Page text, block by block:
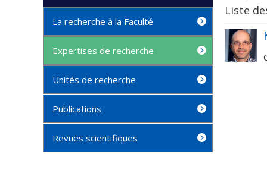
Liste
La recherche à la Faculté
Expertises de recherche
Unités de recherche
Publications
Revues scientifiques